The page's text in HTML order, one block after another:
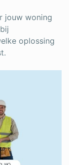
jouw woning
oplossing